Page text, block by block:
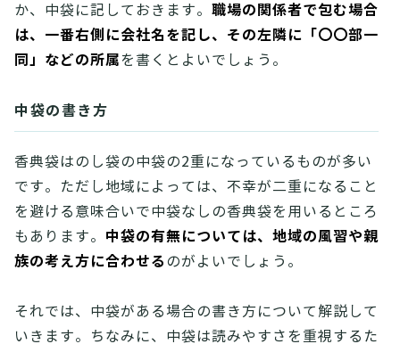
か、中袋に記しておきます。 職場の関係者で包む場合
は、一番右側に会社名を記し、その左隣に「〇〇部一
同」などの所属 を書くとよいでしょう。
中袋の書き方
香典袋はのし袋の中袋の2重になっているものが多い
です。ただし地域によっては、不幸が二重になること
を避ける意味合いで中袋なしの香典袋を用いるところ
もあります。 中袋の有無については、地域の風習や親
族の考え方に合わせる のがよいでしょう。
それでは、中袋がある場合の書き方について解説して
いきます。ちなみに、中袋は読みやすさを重視するた